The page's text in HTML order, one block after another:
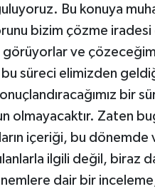
Bu konuya
bizim çözme
görüyorlar ve
bu süreci elimizden
bir
olmayacaktır. Zaten
içeriği, bu dönemde
ilgili değil, biraz
dair bir